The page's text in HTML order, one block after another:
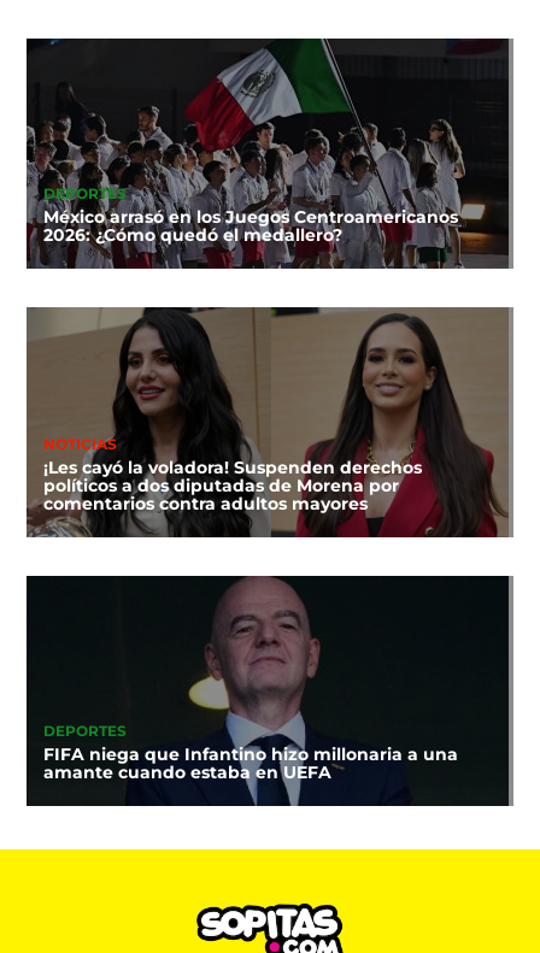
DEPORTES
México arrasó en los Juegos Centroamericanos
2026: ¿Cómo quedó el medallero?
NOTICIAS
¡Les cayó la voladora! Suspenden derechos
políticos a dos diputadas de Morena por
comentarios contra adultos mayores
DEPORTES
FIFA niega que Infantino hizo millonaria a una
amante cuando estaba en UEFA